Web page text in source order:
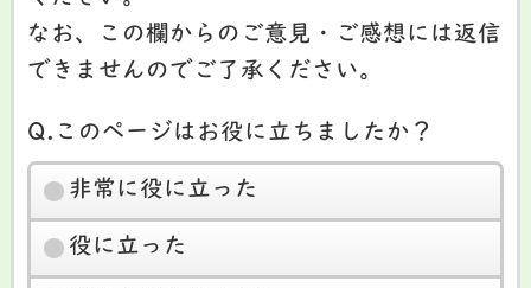
なお、この欄からのご意見・ご感想には返信
できませんのでご了承ください。
Q.このページはお役に立ちましたか？
非常に役に立った
役に立った